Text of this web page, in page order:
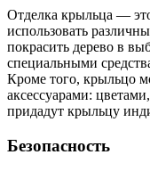
Отделка крыльца —
использовать
покрасить дерево в
специальными
Кроме того, крыльцо
аксессуарами:
придадут крыльцу
Безопасность